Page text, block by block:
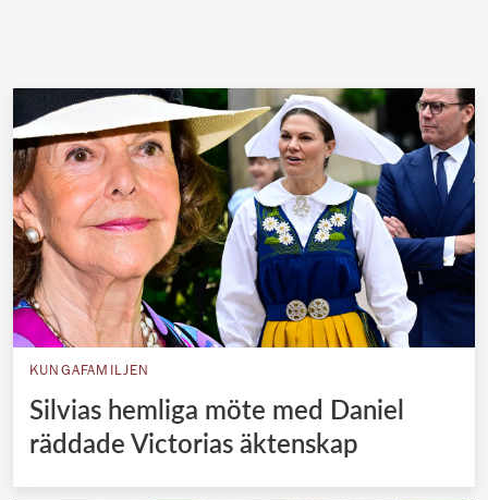
KUNGAFAMILJEN
Silvias hemliga möte med Daniel
räddade Victorias äktenskap